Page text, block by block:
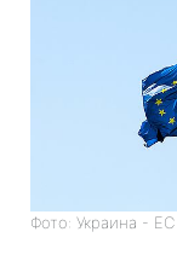
Фото: Украина -